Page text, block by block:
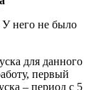
У него не было
для данного
первый
– период с 5